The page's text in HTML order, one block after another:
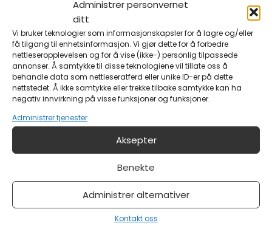
Administrer personvernet
ditt
Vi bruker teknologier som informasjonskapsler for å lagre og/eller
få tilgang til enhetsinformasjon. Vi gjør dette for å forbedre
nettleseropplevelsen og for å vise (ikke-) personlig tilpassede
annonser. Å samtykke til disse teknologiene vil tillate oss å
behandle data som nettleseratferd eller unike ID-er på dette
nettstedet. Å ikke samtykke eller trekke tilbake samtykke kan ha
negativ innvirkning på visse funksjoner og funksjoner.
Administrer tjenester
Aksepter
Benekte
Administrer alternativer
Kontakt oss
Hummeren hotell i august 1979
12. februar 1982, brant hotellet ned for andre